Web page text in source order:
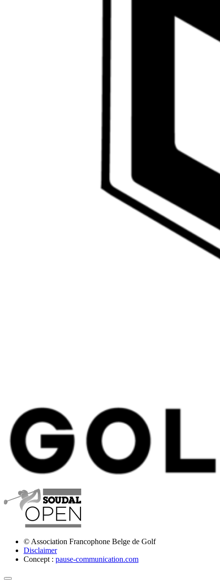
© Association Francophone Belge de Golf
Disclaimer
Concept : pause-communication.com